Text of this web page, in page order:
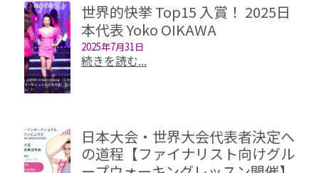
世界的快挙 Top15 入賞！ 2025日
本代表 Yoko OIKAWA
2025年7月31日
続きを読む...
日本大会・世界大会代表者決定へ
の道程【ファイナリスト向けグル